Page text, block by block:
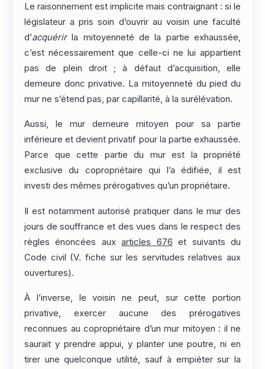
Le raisonnement est implicite mais contraignant : si le
législateur a pris soin d’ouvrir au voisin une faculté
d’acquérirla mitoyenneté de la partie exhaussée,
c’est nécessairement que celle-ci ne lui appartient
pas de plein droit ; à défaut d’acquisition, elle
demeure donc privative. La mitoyenneté du pied du
mur ne s’étend pas, par capillarité, à la surélévation.
Aussi, le mur demeure mitoyen pour sa partie
inférieure et devient privatif pour la partie exhaussée.
Parce que cette partie du mur est la propriété
exclusive du copropriétaire qui l’a édifiée, il est
investi des mêmes prérogatives qu’un propriétaire.
Il est notamment autorisé pratiquer dans le mur des
jours de souffrance et des vues dans le respect des
règles énoncées auxarticles 676 et suivants du
Code civil (V. fiche sur les servitudes relatives aux
ouvertures).
À l’inverse, le voisin ne peut, sur cette portion
privative, exercer aucune des prérogatives
reconnues au copropriétaire d’un mur mitoyen : il ne
saurait y prendre appui, y planter une poutre, ni en
tirer une quelconque utilité, sauf à empiéter sur la